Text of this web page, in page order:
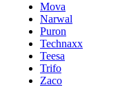
Mova
Narwal
Puron
Technaxx
Teesa
Trifo
Zaco